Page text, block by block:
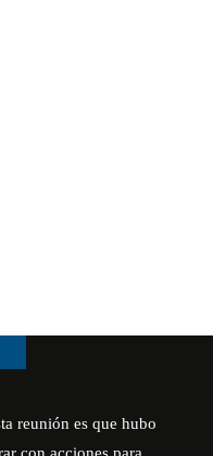
reunión es que hubo